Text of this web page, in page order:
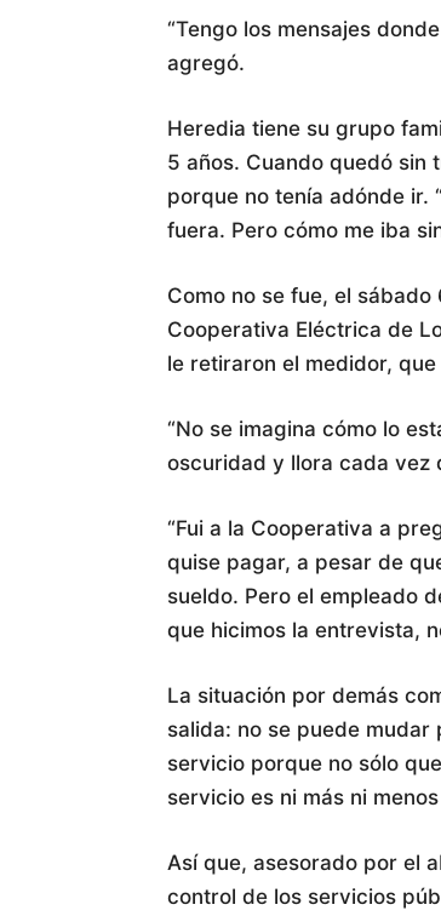
“Tengo los mensajes
agregó.
Heredia tiene su grupo
5 años. Cuando quedó sin
porque no tenía adónde ir.
fuera. Pero cómo me iba
Como no se fue, el
Cooperativa Eléctrica de
le retiraron el medidor,
“No se imagina cómo lo
oscuridad y llora cada vez
“Fui a la Cooperativa a
quise pagar, a pesar de
sueldo. Pero el empleado
que hicimos la entrevista,
La situación por demás
salida: no se puede
servicio porque no sólo
servicio es ni más ni
Así que, asesorado por el
control de los servicios